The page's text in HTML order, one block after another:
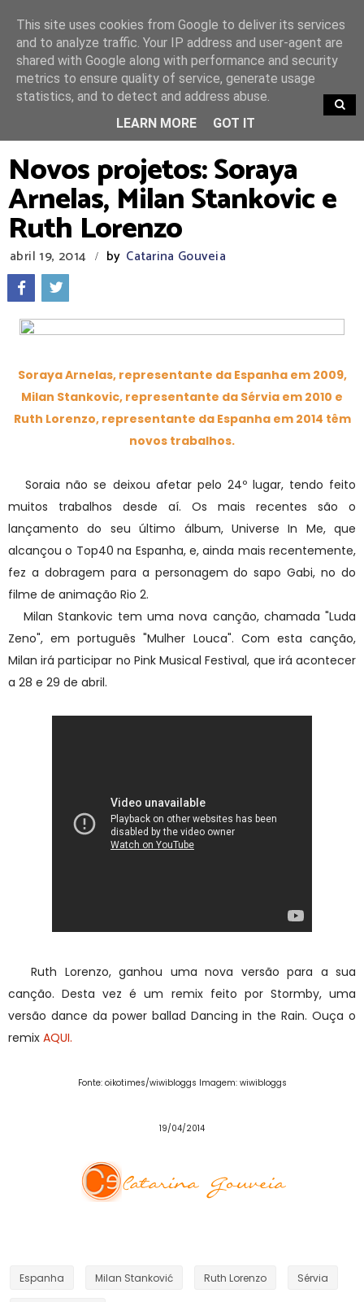
TRENDING
Novos projetos: Soraya
Arnelas, Milan Stankovic e
Ruth Lorenzo
abril 19, 2014 / by Catarina Gouveia
Soraya Arnelas, representante da Espanha em 2009,
Milan Stankovic, representante da Sérvia em 2010 e
Ruth Lorenzo, representante da Espanha em 2014 têm
novos trabalhos.
Soraia não se deixou afetar pelo 24º lugar, tendo feito
muitos trabalhos desde aí. Os mais recentes são o
lançamento do seu último álbum, Universe In Me, que
alcançou o Top40 na Espanha, e, ainda mais recentemente,
fez a dobragem para a personagem do sapo Gabi, no do
filme de animação Rio 2.
Milan Stankovic tem uma nova canção, chamada "Luda
Zeno", em português "Mulher Louca". Com esta canção,
Milan irá participar no Pink Musical Festival, que irá acontecer
a 28 e 29 de abril.
Ruth Lorenzo, ganhou uma nova versão para a sua
canção. Desta vez é um remix feito por Stormby, uma
versão dance da power ballad Dancing in the Rain. Ouça o
remix AQUI.
Fonte: oikotimes/wiwibloggs Imagem: wiwibloggs
19/04/2014
Espanha Milan Stanković Ruth Lorenzo Sérvia
This site uses cookies from Google to deliver its services
and to analyze traffic. Your IP address and user-agent are
shared with Google along with performance and security
metrics to ensure quality of service, generate usage
statistics, and to detect and address abuse.
LEARN MORE
GOT IT